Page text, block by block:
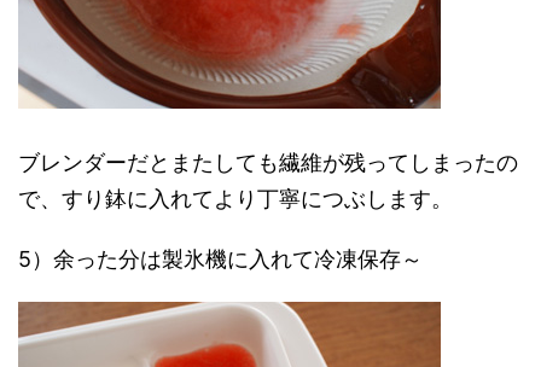
ブレンダーだとまたしても繊維が残ってしまったの
で、すり鉢に入れてより丁寧につぶします。
5）余った分は製氷機に入れて冷凍保存～